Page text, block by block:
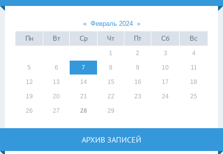
« Февраль 2024 »
Пн
Вт Ср Чт Пт Сб Вс
1 2 3 4
5 6 7 8 9 10 11
12 13 14 15 16 17 18
19 20 21 22 23 24 25
26 27 28 29
АРХИВ ЗАПИСЕЙ